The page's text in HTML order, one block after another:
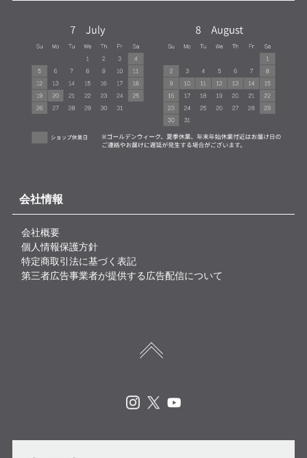
会社情報
会社概要
個人情報保護方針
特定商取引法に基づく表記
第三者広告事業者が提供する広告配信について